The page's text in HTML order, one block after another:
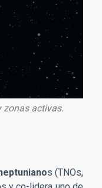
zonas activas.
s (TNOs,